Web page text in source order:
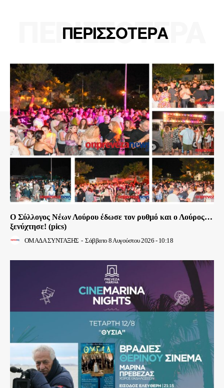
ΠΕΡΙΣΣΟΤΕΡΑ
ΠΕΡΙΣΣΟΤΕΡΑ
Ο Σύλλογος Νέων Λούρου έδωσε τον ρυθμό και ο Λούρος…
ξενύχτησε! (pics)
ΟΜΑΔΑ ΣΥΝΤΑΞΗΣ - Σάββατο 8 Αυγούστου 2026 - 10:18